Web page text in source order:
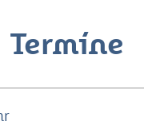
Termine